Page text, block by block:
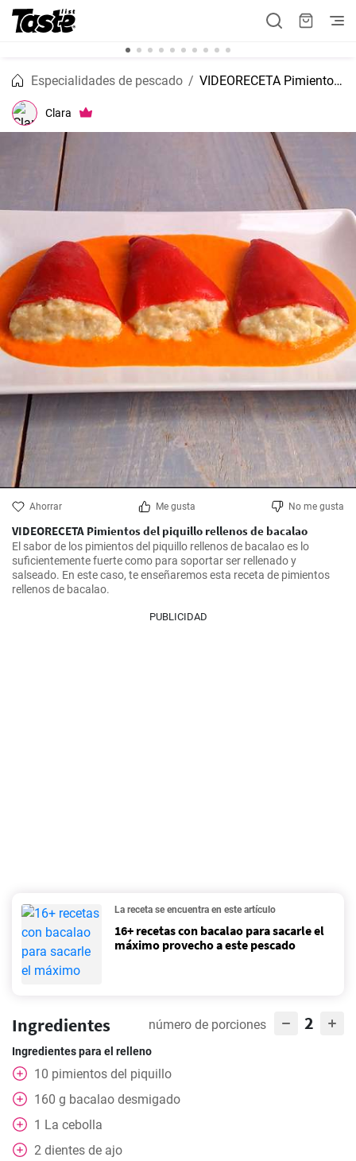
Especialidades de pescado VIDEORECETA Pimientos del piquillo rellenos de bacalao
Clara
Ahorrar Me gusta No me gusta
VIDEORECETA Pimientos del piquillo rellenos de bacalao
El sabor de los pimientos del piquillo rellenos de bacalao es lo
suficientemente fuerte como para soportar ser rellenado y
salseado. En este caso, te enseñaremos esta receta de pimientos
rellenos de bacalao.
PUBLICIDAD
La receta se encuentra en este artículo
16+ recetas con bacalao para sacarle el
máximo provecho a este pescado
Ingredientes número de porciones 2
Ingredientes para el relleno
10 pimientos del piquillo
160 g bacalao desmigado
1 La cebolla
2 dientes de ajo